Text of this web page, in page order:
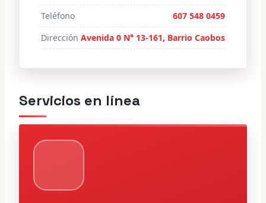
Teléfono
607 548 0459
Dirección Avenida 0 N° 13-161, Barrio Caobos
Servicios en línea